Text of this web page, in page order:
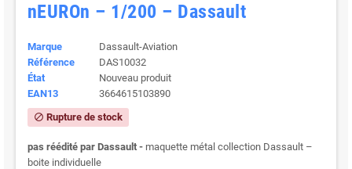
nEUROn – 1/200 – Dassault
Marque
Dassault-Aviation
Référence
DAS10032
État
Nouveau produit
EAN13
3664615103890
block Rupture de stock
pas réédité par Dassault - maquette métal collection Dassault –
boite individuelle